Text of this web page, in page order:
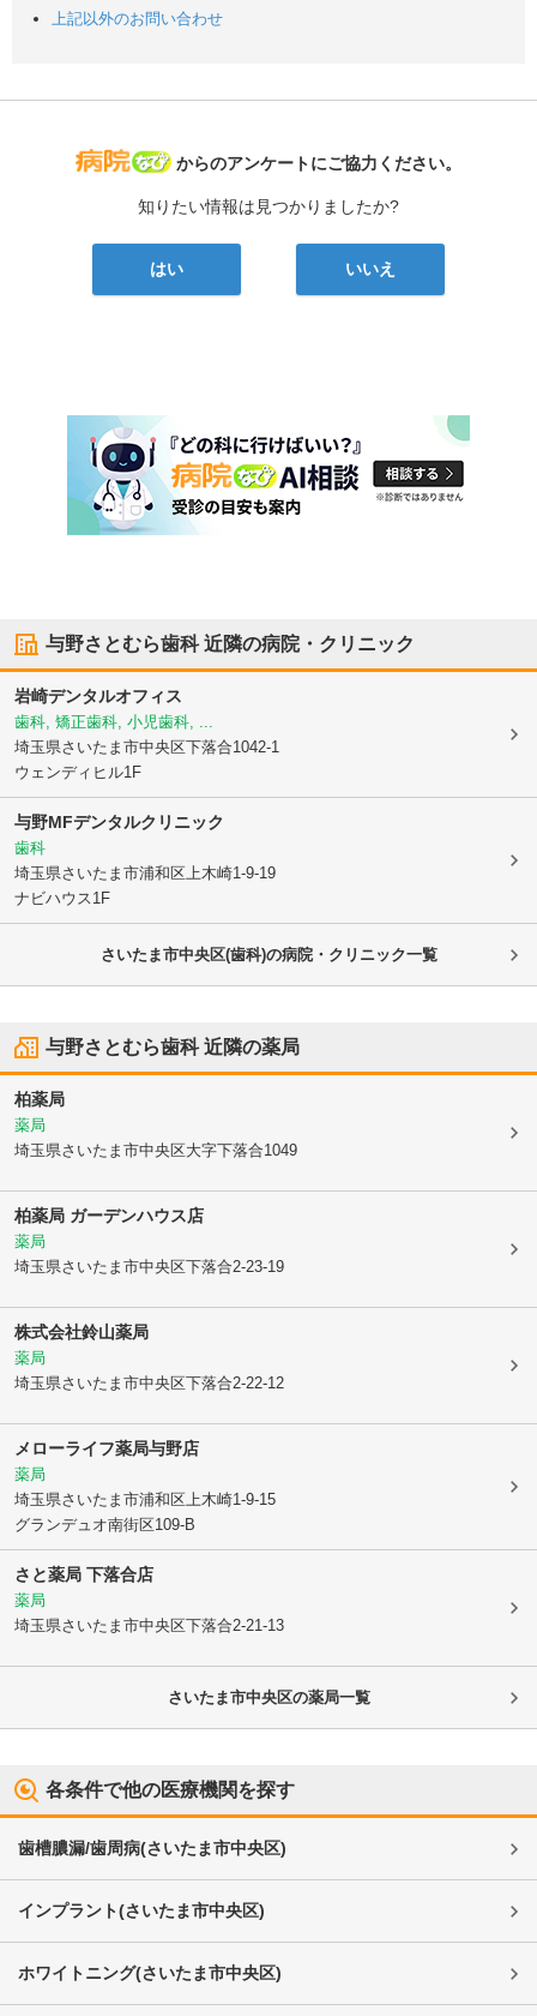
上記以外のお問い合わせ
病院なび
からのアンケートにご協力ください。
知りたい情報は見つかりましたか?
はい いいえ
与野さとむら歯科近隣の病院・クリニック
岩崎デンタルオフィス
歯科, 矯正歯科, 小児歯科, ...
埼玉県さいたま市中央区下落合1042-1
ウェンディヒル1F
与野MFデンタルクリニック
歯科
埼玉県さいたま市浦和区 上木崎1-9-19
ナビハウス1F
さいたま市中央区(歯科)の病院・クリニック一覧
与野さとむら歯科近隣の薬局
柏薬局
薬局
埼玉県さいたま市中央区大字下落合1049
柏薬局 ガーデンハウス店
薬局
埼玉県さいたま市中央区下落合2-23-19
株式会社鈴山薬局
薬局
埼玉県さいたま市中央区下落合2-22-12
メローライフ薬局与野店
薬局
埼玉県さいたま市浦和区 上木崎1-9-15
グランデュオ南街区109-B
さと薬局 下落合店
薬局
埼玉県さいたま市中央区下落合2-21-13
さいたま市中央区の薬局一覧
各条件で他の医療機関を探す
歯槽膿漏/歯周病(さいたま市中央区)
インプラント(さいたま市中央区)
ホワイトニング(さいたま市中央区)